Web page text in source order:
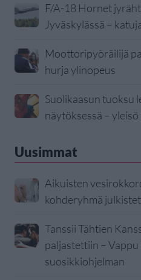
F/A-18 Hornet
Jyväskylässä –
Moottoripyöräilijä
hurja ylinopeus
Suolikaasun tuoksu
näytöksessä –
Uusimmat
Aikuisten
kohderyhmä
Tanssii Tähtien
paljastettiin – Vappu
suosikkiohjelman